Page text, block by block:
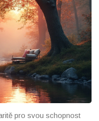
pro svou schopnost